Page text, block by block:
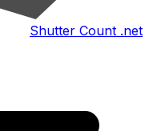
Shutter Count .net